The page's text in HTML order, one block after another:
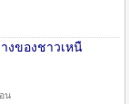
งของชาวเหนื
น